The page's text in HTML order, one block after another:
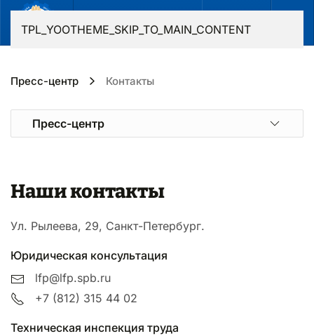
TPL_YOOTHEME_SKIP_TO_MAIN_CONTENT
RU
Пресс-центр Контакты
Пресс-центр
Наши контакты
Ул. Рылеева, 29, Санкт-Петербург.
Юридическая консультация
lfp@lfp.spb.ru
+7 (812) 315 44 02
Техническая инспекция труда